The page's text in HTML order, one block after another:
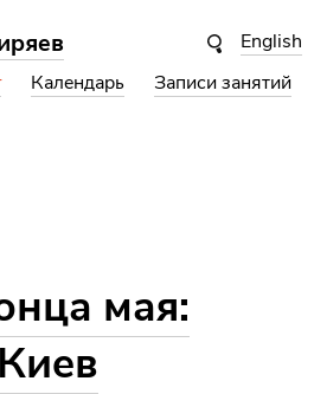
English
Календарь Записи занятий
мая: